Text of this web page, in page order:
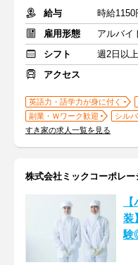
給与
雇用形態
アルバイ
シフト
週2日以
アクセス
英語力・語学力が身に付く
副業・Ｗワーク歓迎
シル
すき家の求人一覧を見る
株式会社ミックコーポレ
装
験